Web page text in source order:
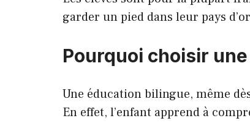
garder un pied dans leur pays
Pourquoi choisir
Une éducation bilingue, même
En effet, l’enfant apprend à